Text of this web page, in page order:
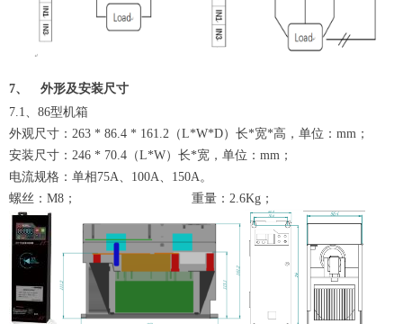
7、
外形及安装尺寸
7.1、86型机箱
外观尺寸：263 * 86.4 * 161.2（L*W*D）长*宽*高，单位：mm；
安装尺寸：246 * 70.4（L*W）长*宽，单位：mm；
电流规格：单相 75A、 100A、 150A。
螺丝：M8；
重量：2.6Kg；